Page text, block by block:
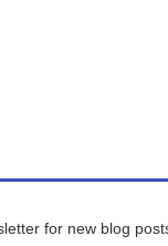
for new blog